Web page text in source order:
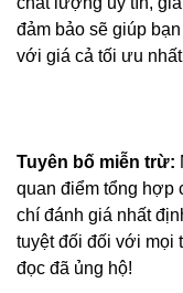
đảm bảo sẽ giúp
với giá cả tối ưu
Tuyên bố miễn trừ:
quan điểm tổng hợp
chí đánh giá nhất
tuyệt đối đối với mọi
đọc đã ủng hộ!